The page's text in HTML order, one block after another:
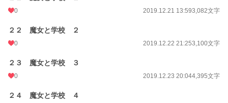
0 2019.12.21 13:593,082文字
２２ 魔女と学校 ２
0 2019.12.22 21:253,100文字
２３ 魔女と学校 ３
0 2019.12.23 20:044,395文字
２４ 魔女と学校 ４